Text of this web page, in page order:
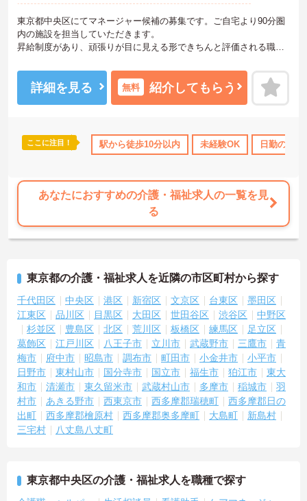
東京都中央区にてマネージャー候補の募集です。ご自宅より90分圏
内の施設を担当していただきます。
昇給制度があり、頑張りが目に見える形できちんと評価される職場
目指せる環境です。
ご興味のある方には、面接対策ポイントなど、さらに詳細をご案内
しますのでお気軽にご相談ください！
詳細を見る 無料 紹介してもらう
ここに注目！ 駅から徒歩10分以内 未経験OK 日勤のみ
あなたにおすすめの介護・福祉求人の一覧を見
る
東京都の介護・福祉求人を近隣の市区町村から探す
千代田区 中央区 港区 新宿区 文京区 台東区
墨田区
江東区
品川区 目黒区 大田区 世田谷区 渋谷区
中野区
杉並区
豊島区 北区 荒川区 板橋区 練馬区
足立区
葛飾区
江戸川区 八王子市 立川市 武蔵野市 三鷹市
青
梅市
府中市 昭島市 調布市 町田市 小金井市
小平市
日野市
東村山市 国分寺市 国立市 福生市 狛江市
東大
和市
清瀬市 東久留米市 武蔵村山市 多摩市 稲城市
羽
村市
あきる野市 西東京市 西多摩郡瑞穂町
西多摩郡日の
出町
西多摩郡檜原村 西多摩郡奥多摩町 大島町
新島村
三宅村
八丈島八丈町
東京都中央区の介護・福祉求人を職種で探す